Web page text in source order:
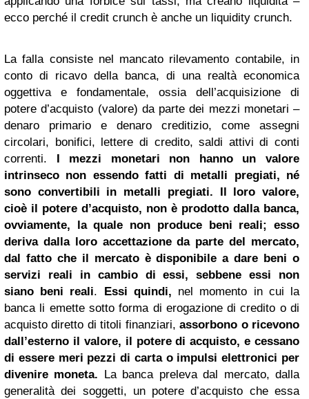
ecco perché il credit crunch è anche un liquidity crunch.
La falla consiste nel mancato rilevamento contabile, in
conto di ricavo della banca, di una realtà economica
oggettiva e fondamentale, ossia dell’acquisizione di
potere d’acquisto (valore) da parte dei mezzi monetari –
denaro primario e denaro creditizio, come assegni
circolari, bonifici, lettere di credito, saldi attivi di conti
correnti. I mezzi monetari non hanno un valore
intrinseco non essendo fatti di metalli pregiati, né
sono convertibili in metalli pregiati. Il loro valore,
cioè il potere d’acquisto, non è prodotto dalla banca,
ovviamente, la quale non produce beni reali; esso
deriva dalla loro accettazione da parte del mercato,
dal fatto che il mercato è disponibile a dare beni o
servizi reali in cambio di essi, sebbene essi non
siano beni reali. Essi quindi, nel momento in cui la
banca li emette sotto forma di erogazione di credito o di
acquisto diretto di titoli finanziari,assorbono o ricevono
dall’esterno il valore, il potere di acquisto, e cessano
di essere meri pezzi di carta o impulsi elettronici per
divenire moneta. La banca preleva dal mercato, dalla
generalità dei soggetti, un potere d’acquisto che essa